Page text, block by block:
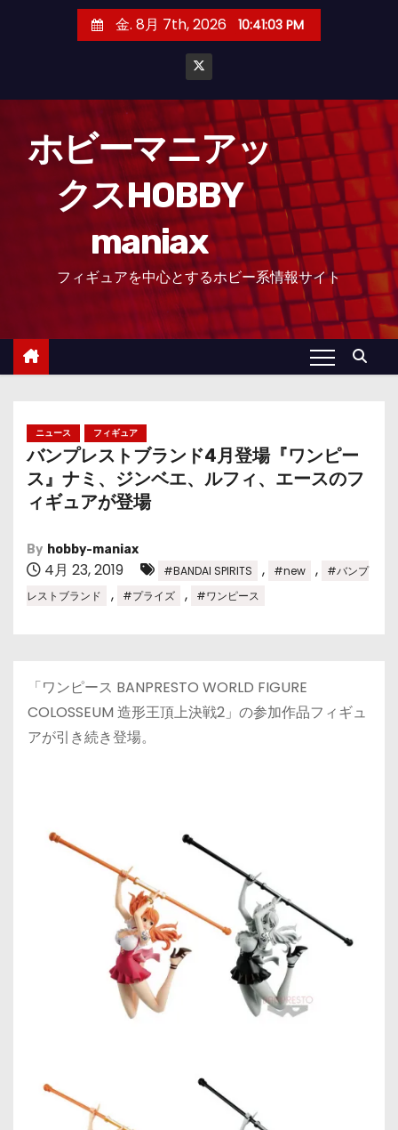
金. 8月 7th, 2026 10:41:04 PM
ホビーマニアッ
クスHOBBY
maniax
フィギュアを中心とするホビー系情報サイト
ニュース フィギュア
バンプレストブランド4月登場『ワンピー
ス』ナミ、ジンベエ、ルフィ、エースのフ
ィギュアが登場
By hobby-maniax
4月 23, 2019 #BANDAI SPIRITS , #new ,
#バンプ
レストブランド
, #プライズ , #ワンピース
「ワンピース BANPRESTO WORLD FIGURE
COLOSSEUM 造形王頂上決戦2」の参加作品フィギュ
アが引き続き登場。